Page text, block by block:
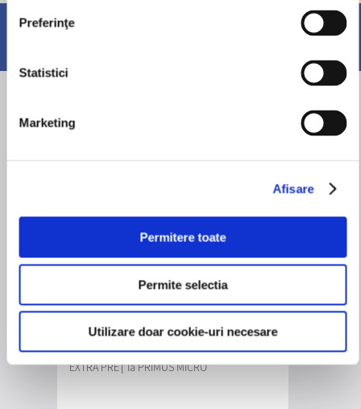
Preferinţe
Statistici
Marketing
Afisare
Permitere toate
Permite selectia
Utilizare doar cookie-uri necesare
Promoţie: EXTRA PREŢ la PRIMUS
MICRO Adeziv Alb Interior 25kg
EXTRA PREŢ la PRIMUS MICRO